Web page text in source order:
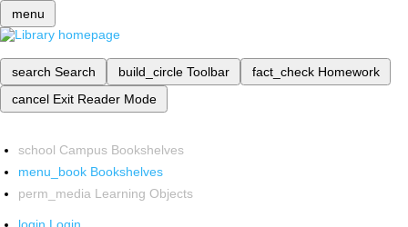
menu
search Search build_circle Toolbar fact_check Homework
cancel Exit Reader Mode
school Campus Bookshelves
menu_book Bookshelves
perm_media Learning Objects